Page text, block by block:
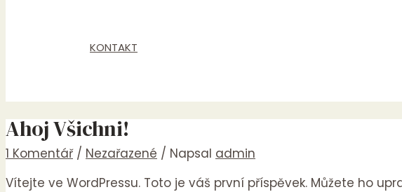
KONTAKT
Ahoj Všichni!
1 Komentář / Nezařazené / Napsal admin
Vítejte ve WordPressu. Toto je váš první příspěvek. Můžete ho